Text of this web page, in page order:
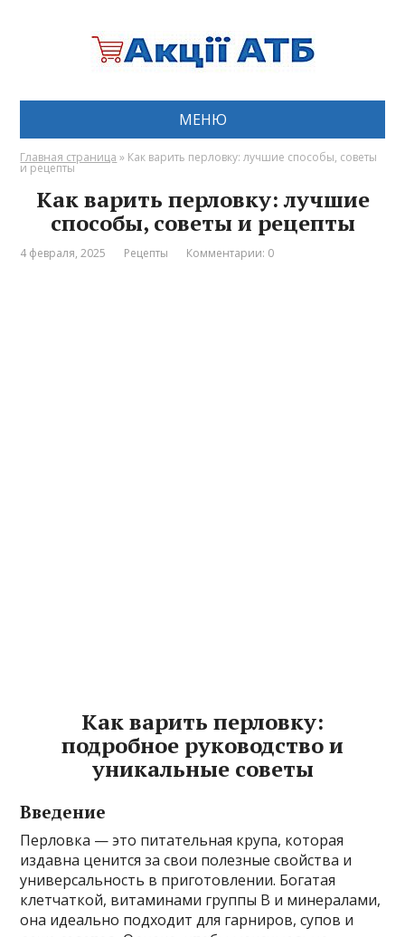
МЕНЮ
Главная страница » Как варить перловку: лучшие способы, советы
и рецепты
Как варить перловку: лучшие
способы, советы и рецепты
4 февраля, 2025 Рецепты Комментарии: 0
Как варить перловку:
подробное руководство и
уникальные советы
Введение
Перловка — это питательная крупа, которая
издавна ценится за свои полезные свойства и
универсальность в приготовлении. Богатая
клетчаткой, витаминами группы B и минералами,
она идеально подходит для гарниров, супов и